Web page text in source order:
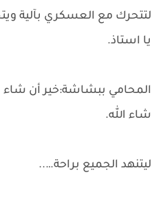
لتتحرك مع العسكري بآلية
يا استاذ.
المحامي ببشاشة:خير أن
شاء الله.
ليتنهد الجميع براحة…..